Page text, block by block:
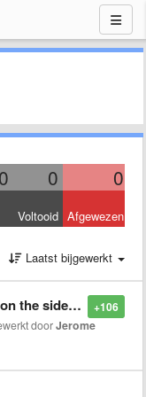
0 0 0
Voltooid Afgewezen
Laatst bijgewerkt
+106
sidebar
doorJerome